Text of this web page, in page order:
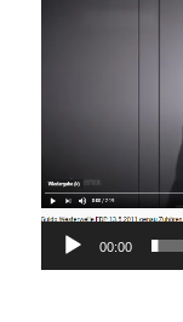
00:00